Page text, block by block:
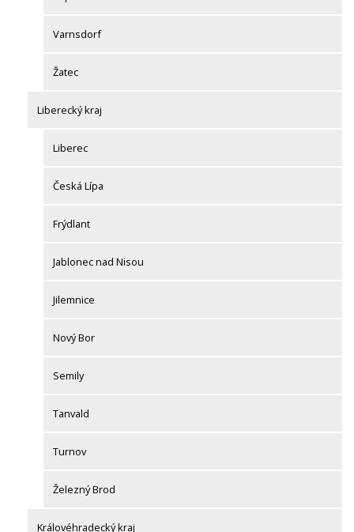
Varnsdorf
Žatec
Liberecký kraj
Liberec
Česká Lípa
Frýdlant
Jablonec nad Nisou
Jilemnice
Nový Bor
Semily
Tanvald
Turnov
Železný Brod
Královéhradecký kraj